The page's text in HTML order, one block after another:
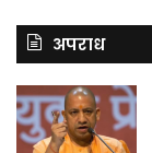
अपराध